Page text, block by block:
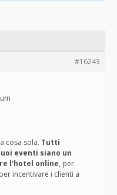
#16243
cosa sola. Tutti
eventi siano un
l’hotel online, per
incentivare i clienti a